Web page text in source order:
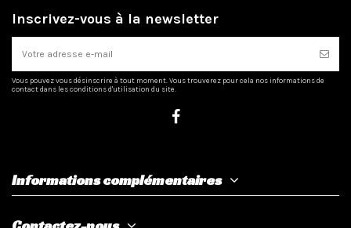
Inscrivez-vous à la newsletter
Vous pouvez vous désinscrire à tout moment. Vous trouverez pour cela nos informations de
contact dans les conditions d'utilisation du site.
Informations complémentaires